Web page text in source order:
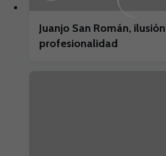
Juanjo San Román,
profesionalidad